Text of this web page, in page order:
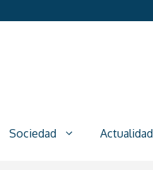
Sociedad Actualidad